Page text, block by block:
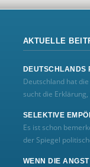
AKTUELLE
DEUTSCHLANDS
Deutschland hat
sucht die
SELEKTIVE
Es ist schon
der Spiegel
WENN DIE